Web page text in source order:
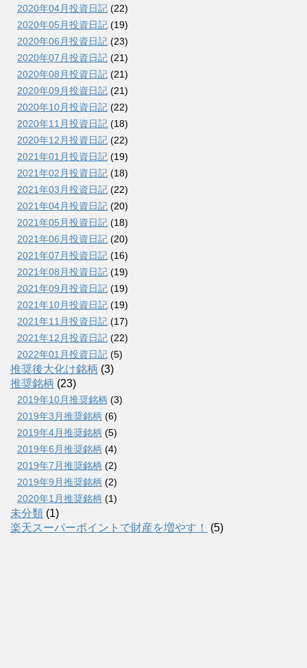
2020年04月投資日記 (22)
2020年05月投資日記 (19)
2020年06月投資日記 (23)
2020年07月投資日記 (21)
2020年08月投資日記 (21)
2020年09月投資日記 (21)
2020年10月投資日記 (22)
2020年11月投資日記 (18)
2020年12月投資日記 (22)
2021年01月投資日記 (19)
2021年02月投資日記 (18)
2021年03月投資日記 (22)
2021年04月投資日記 (20)
2021年05月投資日記 (18)
2021年06月投資日記 (20)
2021年07月投資日記 (16)
2021年08月投資日記 (19)
2021年09月投資日記 (19)
2021年10月投資日記 (19)
2021年11月投資日記 (17)
2021年12月投資日記 (22)
2022年01月投資日記 (5)
推奨後大化け銘柄 (3)
推奨銘柄 (23)
2019年10月推奨銘柄 (3)
2019年3月推奨銘柄 (6)
2019年4月推奨銘柄 (5)
2019年6月推奨銘柄 (4)
2019年7月推奨銘柄 (2)
2019年9月推奨銘柄 (2)
2020年1月推奨銘柄 (1)
未分類 (1)
楽天スーパーポイントで財産を増やす！
(5)